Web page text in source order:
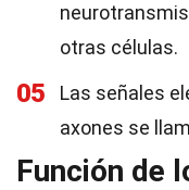
otras células.
05
Las señales
axones se
Función de